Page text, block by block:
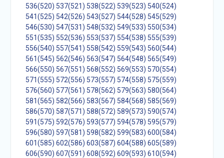
536(520) 537(521) 538(522) 539(523) 540(524)
541(525) 542(526) 543(527) 544(528) 545(529)
546(530) 547(531) 548(532) 549(533) 550(534)
551(535) 552(536) 553(537) 554(538) 555(539)
556(540) 557(541) 558(542) 559(543) 560(544)
561(545) 562(546) 563(547) 564(548) 565(549)
566(550) 567(551) 568(552) 569(553) 570(554)
571(555) 572(556) 573(557) 574(558) 575(559)
576(560) 577(561) 578(562) 579(563) 580(564)
581(565) 582(566) 583(567) 584(568) 585(569)
586(570) 587(571) 588(572) 589(573) 590(574)
591(575) 592(576) 593(577) 594(578) 595(579)
596(580) 597(581) 598(582) 599(583) 600(584)
601(585) 602(586) 603(587) 604(588) 605(589)
606(590) 607(591) 608(592) 609(593) 610(594)